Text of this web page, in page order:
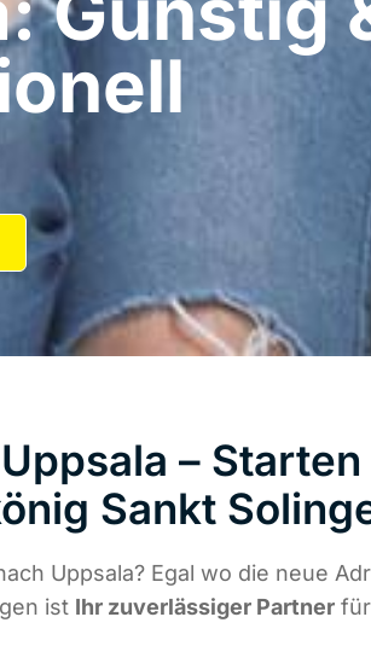
– Starten
Sankt
Uppsala? Egal wo die neue
ist Ihr zuverlässiger Partner